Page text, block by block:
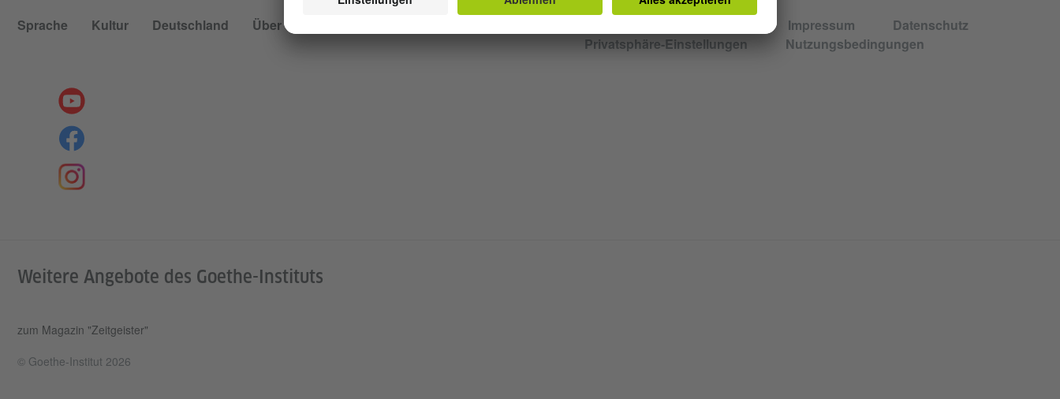
Sprache Kultur Deutschland Über uns Impressum
Datenschutz
Privatsphäre-Einstellungen
Nutzungsbedingungen
Weitere Angebote des Goethe-Instituts
zum Magazin "Zeitgeister"
© Goethe-Institut 2026